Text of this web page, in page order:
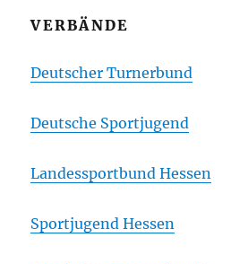
VERBÄNDE
Deutscher Turnerbund
Deutsche Sportjugend
Landessportbund Hessen
Sportjugend Hessen